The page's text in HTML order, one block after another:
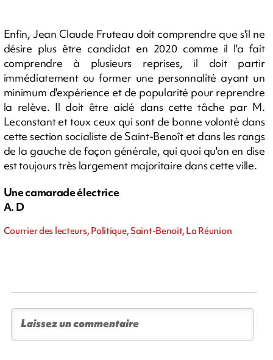
Enfin, Jean Claude Fruteau doit comprendre que s'il ne
désire plus être candidat en 2020 comme il l'a fait
comprendre à plusieurs reprises, il doit partir
immédiatement ou former une personnalité ayant un
minimum d'expérience et de popularité pour reprendre
la relève. Il doit être aidé dans cette tâche par M.
Leconstant et toux ceux qui sont de bonne volonté dans
cette section socialiste de Saint-Benoît et dans les rangs
de la gauche de façon générale, qui quoi qu'on en dise
est toujours très largement majoritaire dans cette ville.
Une camarade électrice
A. D
Courrier des lecteurs, Politique, Saint-Benoit, La Réunion